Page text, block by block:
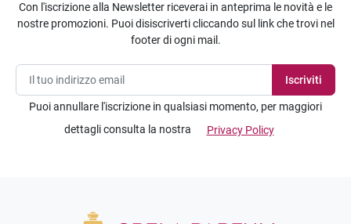
Con l'iscrizione alla Newsletter riceverai in anteprima le novità e le
nostre promozioni. Puoi disiscriverti cliccando sul link che trovi nel
footer di ogni mail.
Puoi annullare l'iscrizione in qualsiasi momento, per maggiori
dettagli consulta la nostra
Privacy Policy